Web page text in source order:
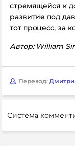
стремящейся к
развитие под
тот процесс, за
Автор: William
Перевод:
Система